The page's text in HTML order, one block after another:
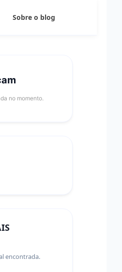
Sobre o blog
no momento.
encontrada.